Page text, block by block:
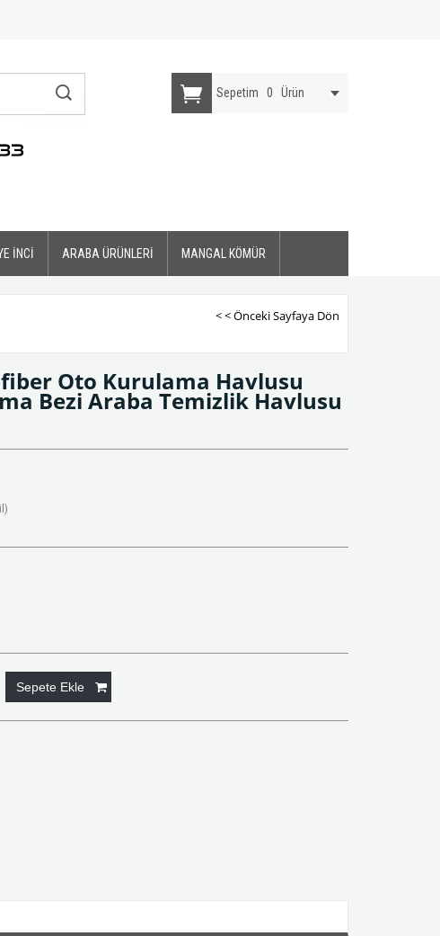
Sepetim 0 Ürün
İNCİ ARABA ÜRÜNLERİ MANGAL KÖMÜR
< < Önceki Sayfaya Dön
Oto Kurulama Havlusu
Bezi Araba Temizlik Havlusu